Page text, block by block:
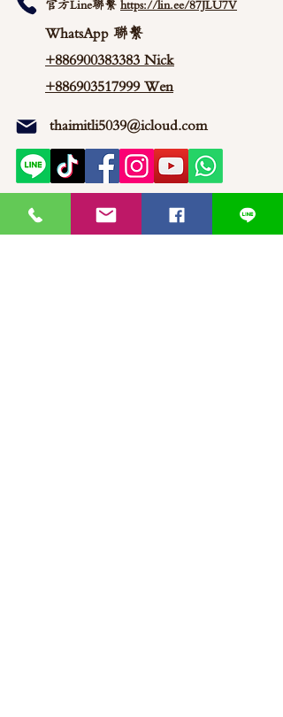
官方Line聯繫 https://lin.ee/87JLU7V
WhatsApp 聯繫
+886900383383 Nick
+886903517999 Wen
thaimitli5039@icloud.com